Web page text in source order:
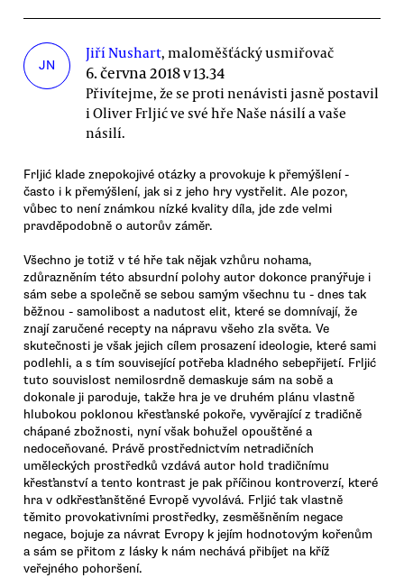
JN
Jiří Nushart, maloměšťácký usmiřovač
6. června 2018 v 13.34
Přivítejme, že se proti nenávisti jasně postavil
i Oliver Frljić ve své hře Naše násilí a vaše
násilí.
Frljić klade znepokojivé otázky a provokuje k přemýšlení -
často i k přemýšlení, jak si z jeho hry vystřelit. Ale pozor,
vůbec to není známkou nízké kvality díla, jde zde velmi
pravděpodobně o autorův záměr.
Všechno je totiž v té hře tak nějak vzhůru nohama,
zdůrazněním této absurdní polohy autor dokonce pranýřuje i
sám sebe a společně se sebou samým všechnu tu - dnes tak
běžnou - samolibost a nadutost elit, které se domnívají, že
znají zaručené recepty na nápravu všeho zla světa. Ve
skutečnosti je však jejich cílem prosazení ideologie, které sami
podlehli, a s tím související potřeba kladného sebepřijetí. Frljić
tuto souvislost nemilosrdně demaskuje sám na sobě a
dokonale ji paroduje, takže hra je ve druhém plánu vlastně
hlubokou poklonou křesťanské pokoře, vyvěrající z tradičně
chápané zbožnosti, nyní však bohužel opouštěné a
nedoceňované. Právě prostřednictvím netradičních
uměleckých prostředků vzdává autor hold tradičnímu
křesťanství a tento kontrast je pak příčinou kontroverzí, které
hra v odkřesťanštěné Evropě vyvolává. Frljić tak vlastně
těmito provokativními prostředky, zesměšněním negace
negace, bojuje za návrat Evropy k jejím hodnotovým kořenům
a sám se přitom z lásky k nám nechává přibíjet na kříž
veřejného pohoršení.